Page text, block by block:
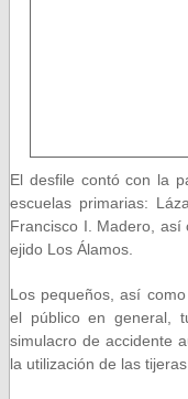
El desfile contó con la
escuelas primarias:
Francisco I. Madero, así
ejido Los Álamos.
Los pequeños, así
el público en general,
simulacro de accidente
la utilización de las tijeras